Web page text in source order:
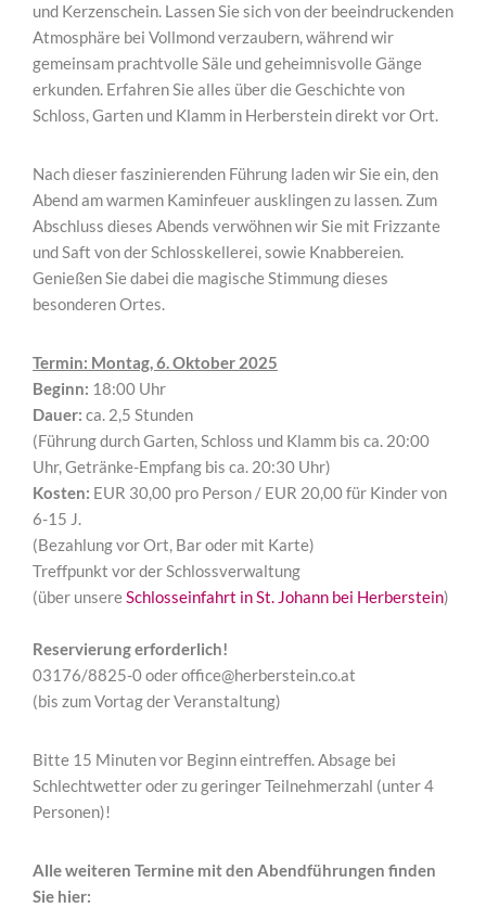
und Kerzenschein. Lassen Sie sich von der beeindruckenden
Atmosphäre bei Vollmond verzaubern, während wir
gemeinsam prachtvolle Säle und geheimnisvolle Gänge
erkunden. Erfahren Sie alles über die Geschichte von
Schloss, Garten und Klamm in Herberstein direkt vor Ort.
Nach dieser faszinierenden Führung laden wir Sie ein, den
Abend am warmen Kaminfeuer ausklingen zu lassen. Zum
Abschluss dieses Abends verwöhnen wir Sie mit Frizzante
und Saft von der Schlosskellerei, sowie Knabbereien.
Genießen Sie dabei die magische Stimmung dieses
besonderen Ortes.
Termin: Montag, 6. Oktober 2025
Beginn: 18:00 Uhr
Dauer: ca. 2,5 Stunden
(Führung durch Garten, Schloss und Klamm bis ca. 20:00
Uhr, Getränke-Empfang bis ca. 20:30 Uhr)
Kosten: EUR 30,00 pro Person / EUR 20,00 für Kinder von
6-15 J.
(Bezahlung vor Ort, Bar oder mit Karte)
Treffpunkt vor der Schlossverwaltung
(über unsereSchlosseinfahrt in St. Johann bei Herberstein)
Reservierung erforderlich!
03176/8825-0 oder office@herberstein.co.at
(bis zum Vortag der Veranstaltung)
Bitte 15 Minuten vor Beginn eintreffen. Absage bei
Schlechtwetter oder zu geringer Teilnehmerzahl (unter 4
Personen)!
Alle weiteren Termine mit den Abendführungen finden
Sie hier: